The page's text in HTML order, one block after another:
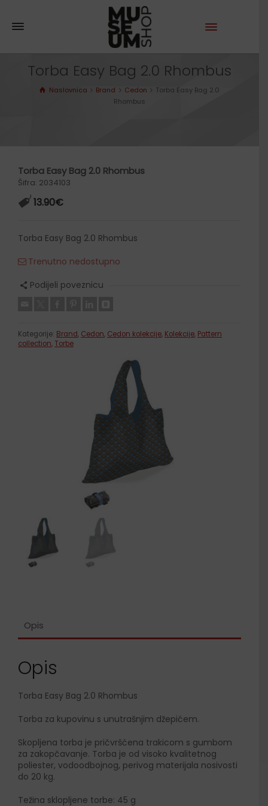
Torba Easy Bag 2.0 Rhombus
Naslovnica Brand Cedon
Torba Easy Bag 2.0
Rhombus
Torba Easy Bag 2.0 Rhombus
Šifra: 2034103
13.90€
Torba Easy Bag 2.0 Rhombus
Trenutno nedostupno
Podijeli poveznicu
Kategorije: Brand, Cedon, Cedon kolekcije, Kolekcije, Pattern
collection, Torbe
Opis
Opis
Torba Easy Bag 2.0 Rhombus
Torba za kupovinu s unutrašnjim džepićem.
Skopljena torba je pričvršćena trakicom s gumbom
za zakopčavanje. Torba je od visoko kvalitetnog
poliester, vodoodbojnog, perivog materijala nosivosti
do 20 kg.
Težina sklopljene torbe: 45 g